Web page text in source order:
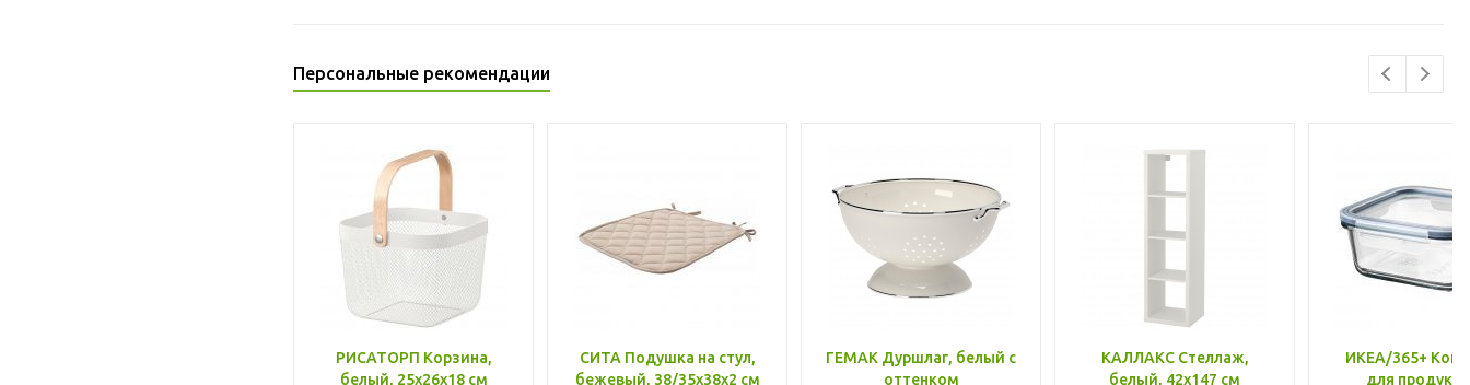
Персональные рекомендации
РИСАТОРП Корзина,
белый, 25x26x18 см
СИТА Подушка на стул,
бежевый, 38/35x38x2 см
ГЕМАК Дуршлаг, белый с
оттенком
КАЛЛАКС Стеллаж,
белый, 42x147 см
ИКЕА/365+
для